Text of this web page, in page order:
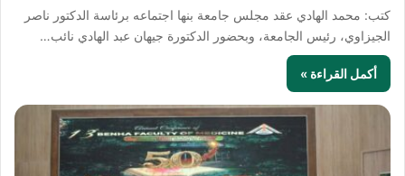
كتب: محمد الهادي عقد مجلس جامعة بنها اجتماعه برئاسة الدكتور ناصر
الجيزاوي، رئيس الجامعة، وبحضور الدكتورة جيهان عبد الهادي نائب…
أكمل القراءة »